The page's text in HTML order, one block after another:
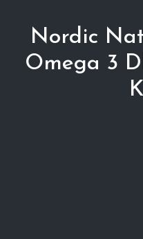
Nordic
Omega 3